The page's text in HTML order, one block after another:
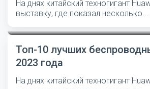
На днях китайский техногигант
выставку, где показал несколько...
Топ-10 лучших
2023 года
На днях китайский техногигант